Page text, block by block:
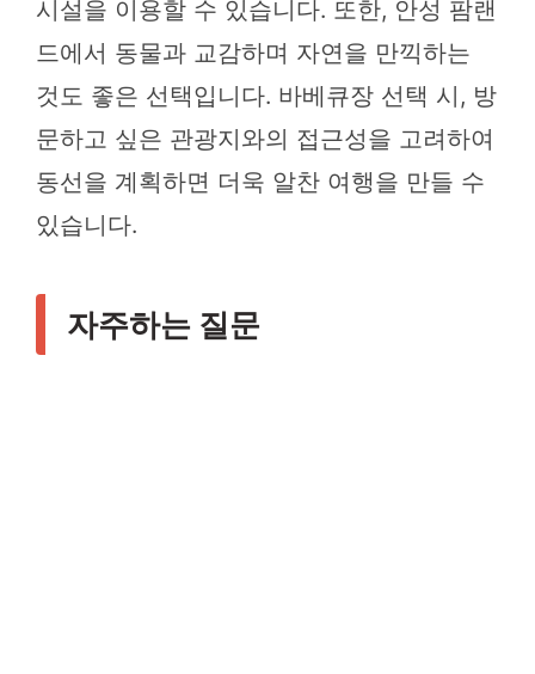
시설을 이용할 수 있습니다. 또한, 안성 팜랜
드에서 동물과 교감하며 자연을 만끽하는
것도 좋은 선택입니다. 바베큐장 선택 시, 방
문하고 싶은 관광지와의 접근성을 고려하여
동선을 계획하면 더욱 알찬 여행을 만들 수
있습니다.
자주하는 질문